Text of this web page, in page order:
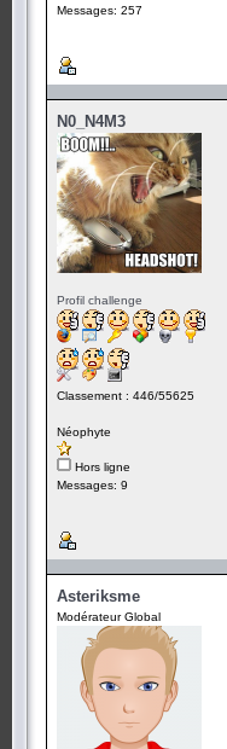
Messages: 257
N0_N4M3
Profil challenge
Classement : 446/55625
Néophyte
Hors ligne
Messages: 9
Asteriksme
Modérateur Global